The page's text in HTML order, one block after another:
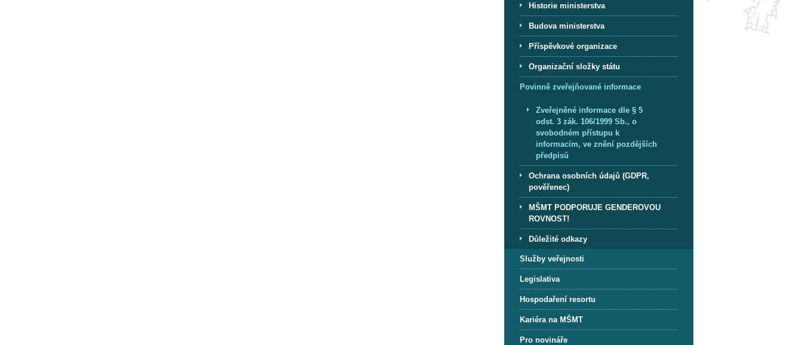
Historie ministerstva
Budova ministerstva
Příspěvkové organizace
Organizační složky státu
Povinně zveřejňované informace
Zveřejněné informace dle § 5
odst. 3 zák. 106/1999 Sb., o
svobodném přístupu k
informacím, ve znění pozdějších
předpisů
Ochrana osobních údajů (GDPR,
pověřenec)
MŠMT PODPORUJE GENDEROVOU
ROVNOST!
Důležité odkazy
Služby veřejnosti
Legislativa
Hospodaření resortu
Kariéra na MŠMT
Pro novináře